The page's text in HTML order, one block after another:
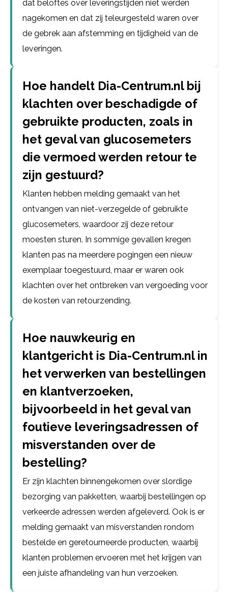
dat beloftes over leveringstijden niet werden
nagekomen en dat zij teleurgesteld waren over
de gebrek aan afstemming en tijdigheid van de
leveringen.
Hoe handelt Dia-Centrum.nl bij
klachten over beschadigde of
gebruikte producten, zoals in
het geval van glucosemeters
die vermoed werden retour te
zijn gestuurd?
Klanten hebben melding gemaakt van het
ontvangen van niet-verzegelde of gebruikte
glucosemeters, waardoor zij deze retour
moesten sturen. In sommige gevallen kregen
klanten pas na meerdere pogingen een nieuw
exemplaar toegestuurd, maar er waren ook
klachten over het ontbreken van vergoeding voor
de kosten van retourzending.
Hoe nauwkeurig en
klantgericht is Dia-Centrum.nl in
het verwerken van bestellingen
en klantverzoeken,
bijvoorbeeld in het geval van
foutieve leveringsadressen of
misverstanden over de
bestelling?
Er zijn klachten binnengekomen over slordige
bezorging van pakketten, waarbij bestellingen op
verkeerde adressen werden afgeleverd. Ook is er
melding gemaakt van misverstanden rondom
bestelde en geretourneerde producten, waarbij
klanten problemen ervoeren met het krijgen van
een juiste afhandeling van hun verzoeken.